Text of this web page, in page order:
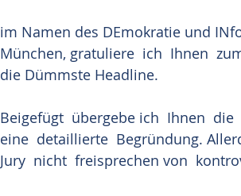
im Namen des DEmokratie und
München, gratuliere  ich  Ihnen
die Dümmste Headline.
Beigefügt  übergebe ich  Ihnen  die
eine  detaillierte  Begründung.
Jury  nicht  freisprechen von